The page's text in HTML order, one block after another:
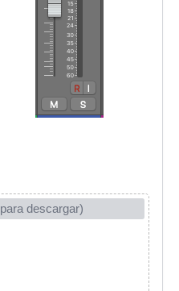
para descargar)